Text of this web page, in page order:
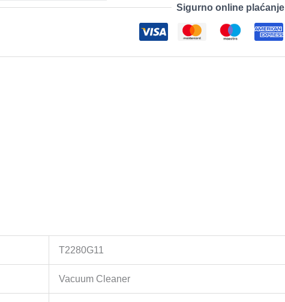
Omni
količina
Sigurno online plaćanje
T2280G11
Vacuum Cleaner